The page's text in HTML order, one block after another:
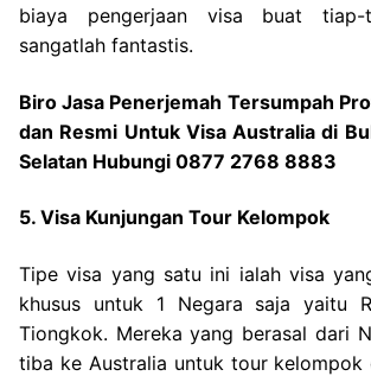
biaya pengerjaan visa buat
sangatlah fantastis.
Biro Jasa Penerjemah Tersumpah
dan Resmi Untuk Visa Australia di
Selatan Hubungi 0877 2768 8883
5. Visa Kunjungan Tour Kelompok
Tipe visa yang satu ini ialah visa
khusus untuk 1 Negara saja yaitu
Tiongkok. Mereka yang berasal dari
tiba ke Australia untuk tour kelompok